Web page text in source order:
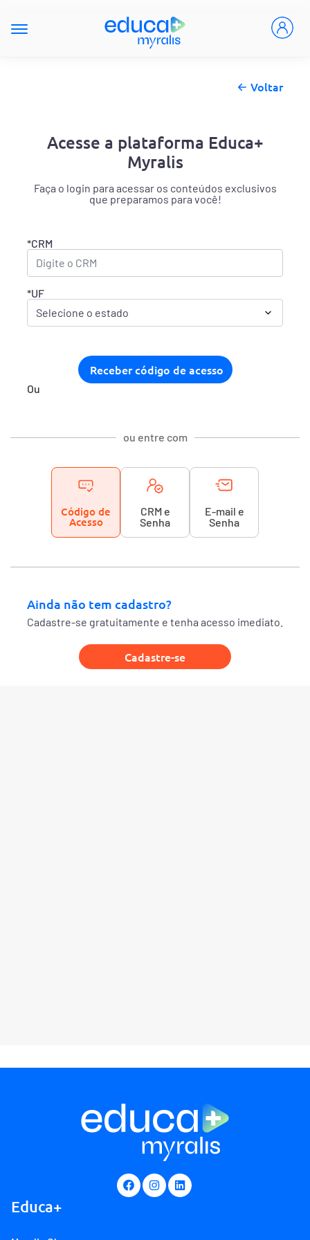
Voltar
Acesse a plataforma Educa+
Myralis
Faça o login para acessar os conteúdos exclusivos
que preparamos para você!
*CRM
*UF
Ou
ou entre com
Código de
Acesso
CRM e
Senha
E-mail e
Senha
Ainda não tem cadastro?
Cadastre-se gratuitamente e tenha acesso imediato.
Cadastre-se
Educa+